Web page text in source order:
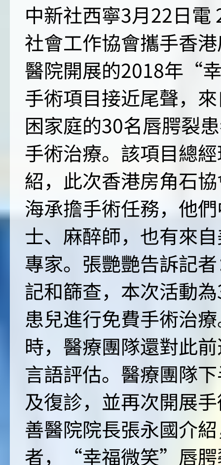
中新社西寧3月22日
社會工作協會攜手香
醫院開展的2018年“
手術項目接近尾聲，
困家庭的30名唇腭裂
手術治療。該項目總
紹，此次香港房角石
海承擔手術任務，他
士、麻醉師，也有來
專家。張艷艷告訴記
記和篩查，本次活動
患兒進行免費手術治
時，醫療團隊還對此
言語評估。醫療團隊
及復診，並再次開展
善醫院院長張永國介
者，“幸福微笑”唇腭